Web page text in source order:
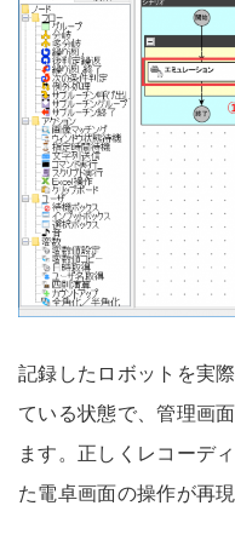
記録したロボットを実
ている状態で、管理画
ます。正しくレコーデ
た電卓画面の操作が再